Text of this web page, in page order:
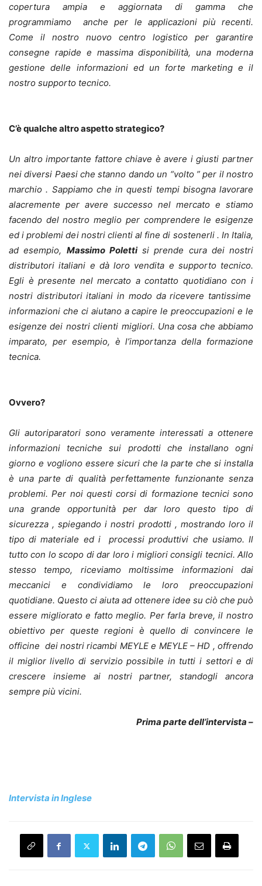
copertura ampia e aggiornata di gamma che
programmiamo anche per le applicazioni più recenti.
Come il nostro nuovo centro logistico per garantire
consegne rapide e massima disponibilità, una moderna
gestione delle informazioni ed un forte marketing e il
nostro supporto tecnico.
C’è qualche altro aspetto strategico?
Un altro importante fattore chiave è avere i giusti partner
nei diversi Paesi che stanno dando un “volto ” per il nostro
marchio . Sappiamo che in questi tempi bisogna lavorare
alacremente per avere successo nel mercato e stiamo
facendo del nostro meglio per comprendere le esigenze
ed i problemi dei nostri clienti al fine di sostenerli . In Italia,
ad esempio, Massimo Polettisi prende cura dei nostri
distributori italiani e dà loro vendita e supporto tecnico.
Egli è presente nel mercato a contatto quotidiano con i
nostri distributori italiani in modo da ricevere tantissime
informazioni che ci aiutano a capire le preoccupazioni e le
esigenze dei nostri clienti migliori. Una cosa che abbiamo
imparato, per esempio, è l’importanza della formazione
tecnica.
Ovvero?
Gli autoriparatori sono veramente interessati a ottenere
informazioni tecniche sui prodotti che installano ogni
giorno e vogliono essere sicuri che la parte che si installa
è una parte di qualità perfettamente funzionante senza
problemi. Per noi questi corsi di formazione tecnici sono
una grande opportunità per dar loro questo tipo di
sicurezza , spiegando i nostri prodotti , mostrando loro il
tipo di materiale ed i processi produttivi che usiamo. Il
tutto con lo scopo di dar loro i migliori consigli tecnici. Allo
stesso tempo, riceviamo moltissime informazioni dai
meccanici e condividiamo le loro preoccupazioni
quotidiane. Questo ci aiuta ad ottenere idee su ciò che può
essere migliorato e fatto meglio. Per farla breve, il nostro
obiettivo per queste regioni è quello di convincere le
officine dei nostri ricambi MEYLE e MEYLE – HD , offrendo
il miglior livello di servizio possibile in tutti i settori e di
crescere insieme ai nostri partner, standogli ancora
sempre più vicini.
Prima parte dell’intervista –
Intervista in Inglese